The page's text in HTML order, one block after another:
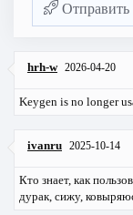
Отправить
hrh-w 2026-04-20
Keygen is no longer
ivanru 2025-10-14
Кто знает, как
дурак, сижу,